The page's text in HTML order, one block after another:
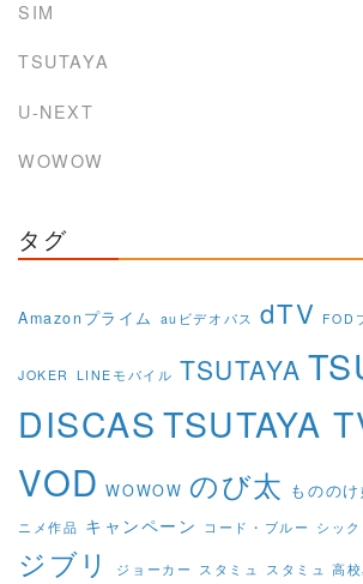
SIM
TSUTAYA
U-NEXT
WOWOW
タグ
Amazonプライム auビデオパス dTV FOD
JOKER LINEモバイル TSUTAYA
DISCAS TSUTAYA
VOD WOWOW のび太 もののけ
ニメ作品 キャンペーン コード・ブルー シッ
ジブリ ジョーカー スタミュ スタミュ 高